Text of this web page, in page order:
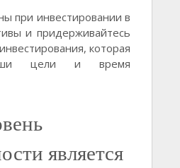
при инвестировании в
и придерживайтесь
которая
цели и время
является